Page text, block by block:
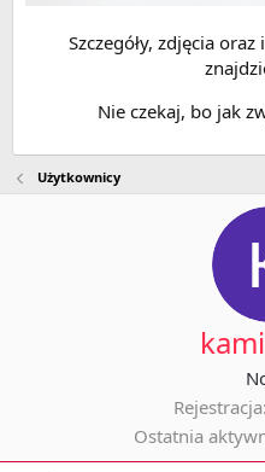
Szczegóły, zdjęcia
Nie czekaj, bo jak
Użytkownicy
Rejestracja
Ostatnia